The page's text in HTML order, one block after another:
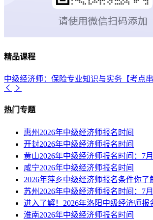
精品课程
中级经济师：保险专业知识与实务【考点
热门专题
惠州2026年中级经济师报名时间
开封2026年中级经济师报名时间
黄山2026年中级经济师报名时间：7
咸宁2026年中级经济师报名时间
2026年萍乡中级经济师报名条件你了
苏州2026年中级经济师报名时间：7
进入了解！2026年洛阳中级经济师报
淮南2026年中级经济师报名时间